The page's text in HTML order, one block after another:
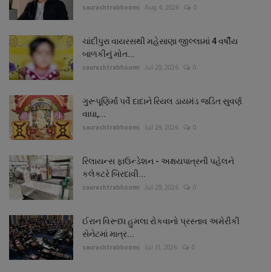
saurashtrabhoomi Aug 4, 2026 0
ચાંદીપુરા વાયરસથી મહેસાણા જીલ્લામાં 4 વર્ષીય
બાળકીનું મોત...
saurashtrabhoomi Jul 29, 2026 0
ગુરૂપૂણિર્માં પર્વે દાદાને રિયલ ડાયમંડ જડિત સુવર્ણ
વાઘા,...
saurashtrabhoomi Jul 29, 2026 0
રિલાયન્સ ફાઉન્ડેશન - અક્ષયપાત્રની પહેલને
કલેક્ટરે બિરદાવી...
saurashtrabhoomi Jul 29, 2026 0
ઈરાન વિરૂધ્ધ હુમલા રોકવાનો પ્રસ્તાવ અમેરીકી
સેનેટમાં માત્ર...
saurashtrabhoomi Jul 31, 2026 0